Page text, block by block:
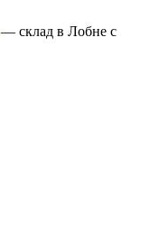
— склад в Лобне с